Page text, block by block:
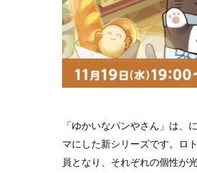
「ゆかいなパンやさん」は
マにした新シリーズです。ロ
員となり、それぞれの個性が